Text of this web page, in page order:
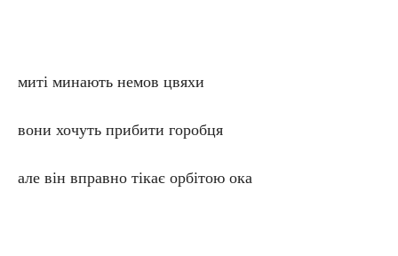
миті минають немов цвяхи
вони хочуть прибити горобця
але він вправно тікає орбітою ока